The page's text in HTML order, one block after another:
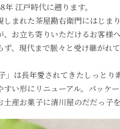
江戸時代に遡ります。
しまれた茶屋勘右衛門にはじま
、お立ち寄りいただけるお客様
、現代まで脈々と受け継がれて
」は長年愛されてきたしっとり
い形にリニューアル。パッケ
産お菓子に清川屋のだだっ子を